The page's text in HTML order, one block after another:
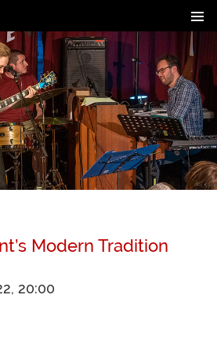
Modern Tradition
20:00